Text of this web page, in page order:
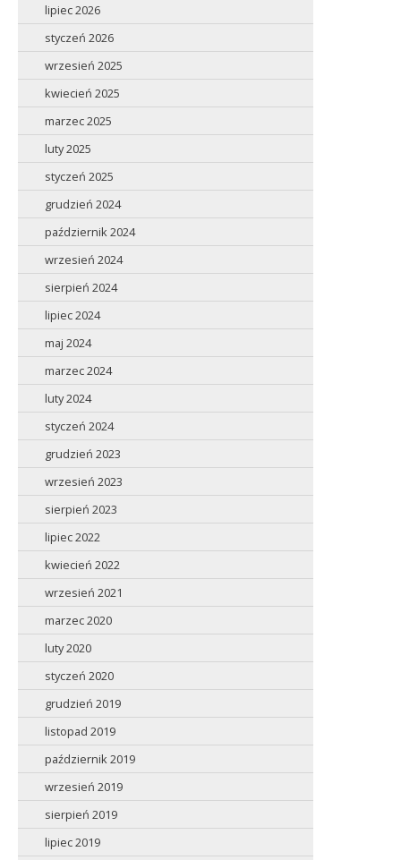
lipiec 2026
styczeń 2026
wrzesień 2025
kwiecień 2025
marzec 2025
luty 2025
styczeń 2025
grudzień 2024
październik 2024
wrzesień 2024
sierpień 2024
lipiec 2024
maj 2024
marzec 2024
luty 2024
styczeń 2024
grudzień 2023
wrzesień 2023
sierpień 2023
lipiec 2022
kwiecień 2022
wrzesień 2021
marzec 2020
luty 2020
styczeń 2020
grudzień 2019
listopad 2019
październik 2019
wrzesień 2019
sierpień 2019
lipiec 2019